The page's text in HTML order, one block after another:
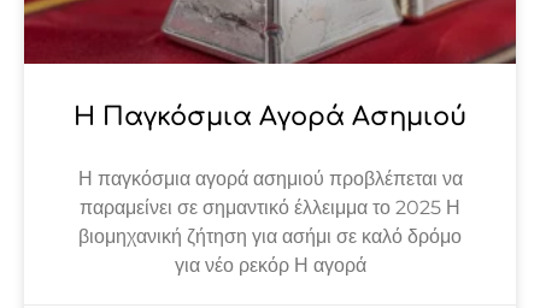
Η Παγκόσμια Αγορά Ασημιού
Η παγκόσμια αγορά ασημιού προβλέπεται να
παραμείνει σε σημαντικό έλλειμμα το 2025 Η
βιομηχανική ζήτηση για ασήμι σε καλό δρόμο
για νέο ρεκόρ Η αγορά